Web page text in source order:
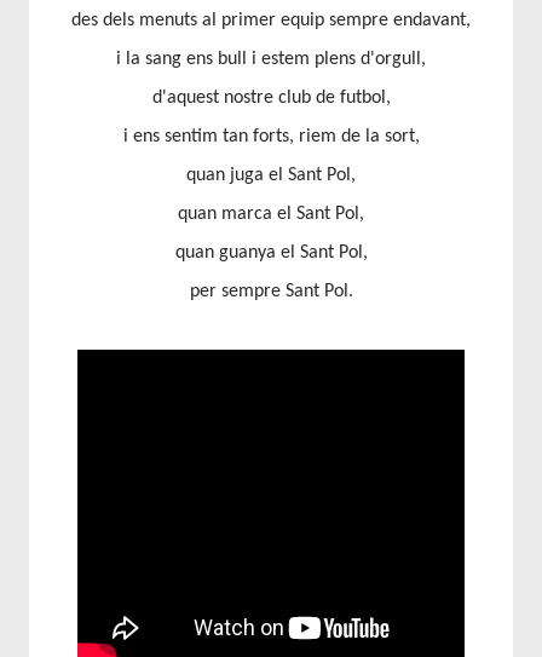
des dels menuts al primer equip sempre endavant,
i la sang ens bull i estem plens d'orgull,
d'aquest nostre club de futbol,
i ens sentim tan forts, riem de la sort,
quan juga el Sant Pol,
quan marca el Sant Pol,
quan guanya el Sant Pol,
per sempre Sant Pol.